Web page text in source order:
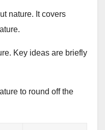
nature. It covers
Key ideas are briefly
to round off the